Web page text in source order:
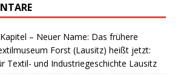
– Neuer Name: Das frühere
Forst (Lausitz) heißt jetzt:
Textil- und Industriegeschichte Lausitz